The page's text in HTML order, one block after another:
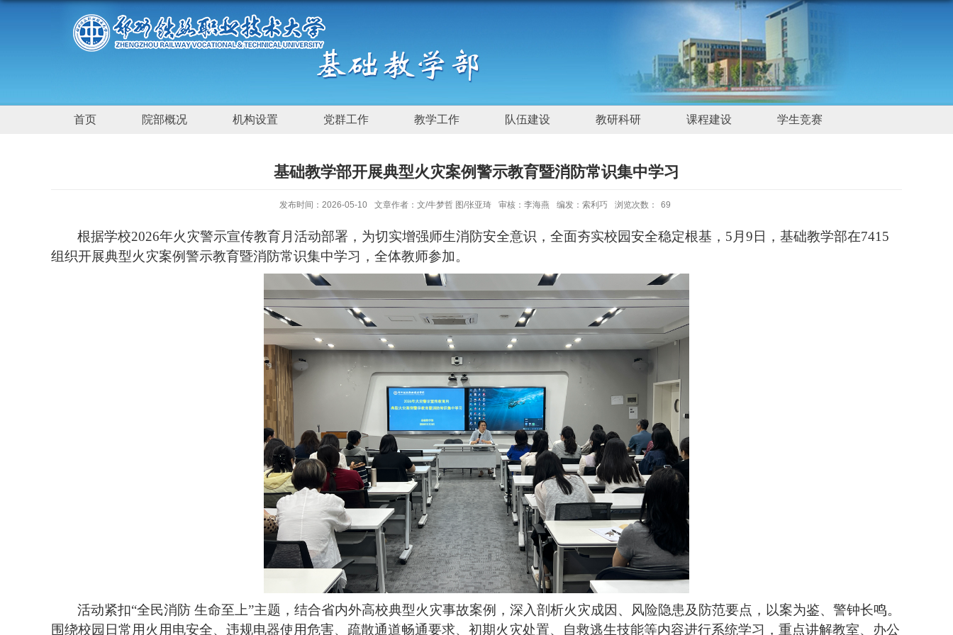
首页 院部概况 机构设置 党群工作 教学工作 队伍建设 教研科研 课程建设 学生竞赛
基础教学部开展典型火灾案例警示教育暨消防常识集中学习
发布时间：2026-05-10 文章作者：文/牛梦哲 图/张亚琦 审核：李海燕 编发：索利巧 浏览次数： 69
根据学校2026年火灾警示宣传教育月活动部署，为切实增强师生消防安全意识，全面夯实校园安全稳定根基，5月9日，基础教学部在7415
组织开展典型火灾案例警示教育暨消防常识集中学习，全体教师参加。
活动紧扣“全民消防 生命至上”主题，结合省内外高校典型火灾事故案例，深入剖析火灾成因、风险隐患及防范要点，以案为鉴、警钟长鸣。
围绕校园日常用火用电安全、违规电器使用危害、疏散通道畅通要求、初期火灾处置、自救逃生技能等内容进行系统学习，重点讲解教室、办公